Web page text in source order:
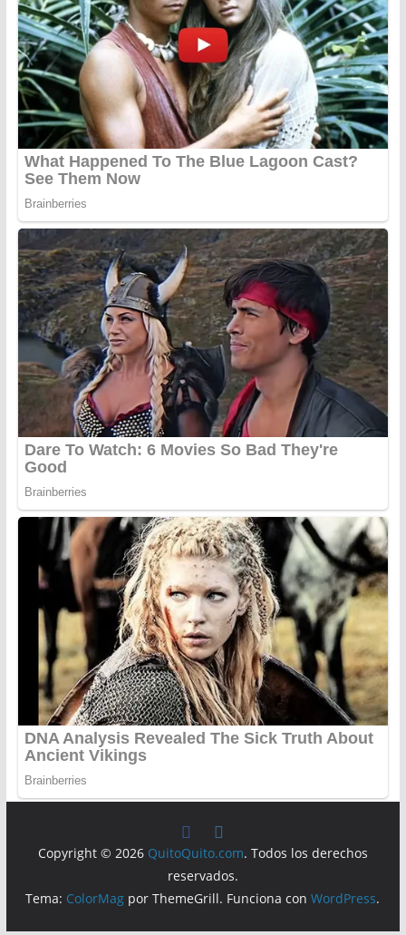
Copyright © 2026 QuitoQuito.com. Todos los derechos
reservados.
Tema: ColorMag por ThemeGrill. Funciona conWordPress.